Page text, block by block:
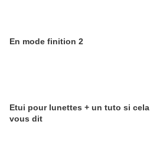
En mode finition 2
Etui pour lunettes + un tuto si cela
vous dit